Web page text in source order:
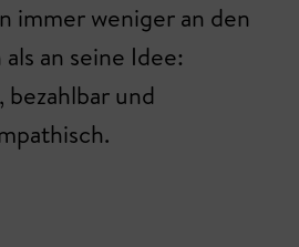
immer weniger an den
an seine Idee:
bezahlbar und